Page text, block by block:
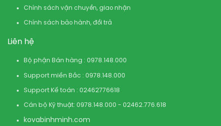
Chính sách vận chuyển, giao nhận
Chính sách bảo hành, đổi trả
Liên hệ
Bộ phận Bán hàng : 0978.148.000
Support miền Bắc : 0978.148.000
Support Kế toán : 02462776618
Cán bộ Kỹ thuật: 0978.148.000 - 02462.776.618
kovabinhminh.com